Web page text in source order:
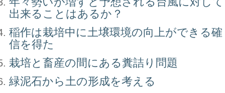
出来ることはあるか？
稲作は栽培中に土壌環境の向上ができる確
信を得た
栽培と畜産の間にある糞詰り問題
緑泥石から土の形成を考える